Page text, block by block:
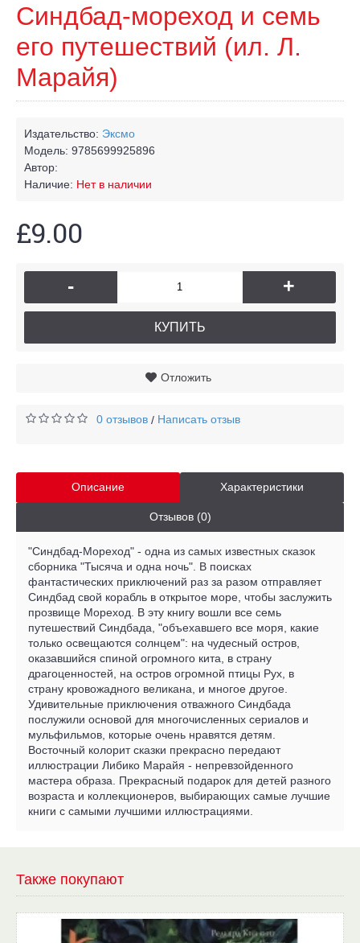
Синдбад-мореход и семь
его путешествий (ил. Л.
Марайя)
Издательство: Эксмо
Модель: 9785699925896
Автор:
Наличие: Нет в наличии
£9.00
- +
КУПИТЬ
Отложить
0 отзывов / Написать отзыв
Описание Характеристики
Отзывов (0)
"Синдбад-Мореход" - одна из самых известных сказок
сборника "Тысяча и одна ночь". В поисках
фантастических приключений раз за разом отправляет
Синдбад свой корабль в открытое море, чтобы заслужить
прозвище Мореход. В эту книгу вошли все семь
путешествий Синдбада, "объехавшего все моря, какие
только освещаются солнцем": на чудесный остров,
оказавшийся спиной огромного кита, в страну
драгоценностей, на остров огромной птицы Рух, в
страну кровожадного великана, и многое другое.
Удивительные приключения отважного Синдбада
послужили основой для многочисленных сериалов и
мульфильмов, которые очень нравятся детям.
Восточный колорит сказки прекрасно передают
иллюстрации Либико Марайя - непревзойденного
мастера образа. Прекрасный подарок для детей разного
возраста и коллекционеров, выбирающих самые лучшие
книги с самыми лучшими иллюстрациями.
Также покупают